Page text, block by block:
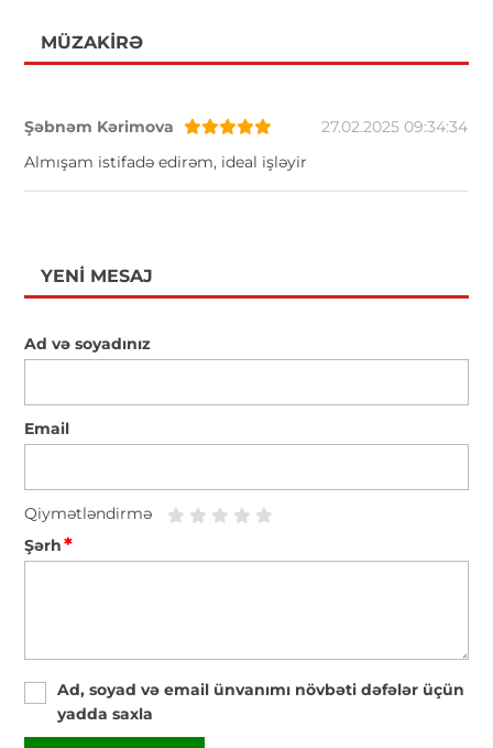
MÜZAKIRƏ
Şəbnəm Kərimova
27.02.2025 09:34:34
Almışam istifadə edirəm, ideal işləyir
YENI MESAJ
Ad və soyadınız
Email
Qiymətləndirmə
Şərh*
Ad, soyad və email ünvanımı növbəti dəfələr üçün
yadda saxla